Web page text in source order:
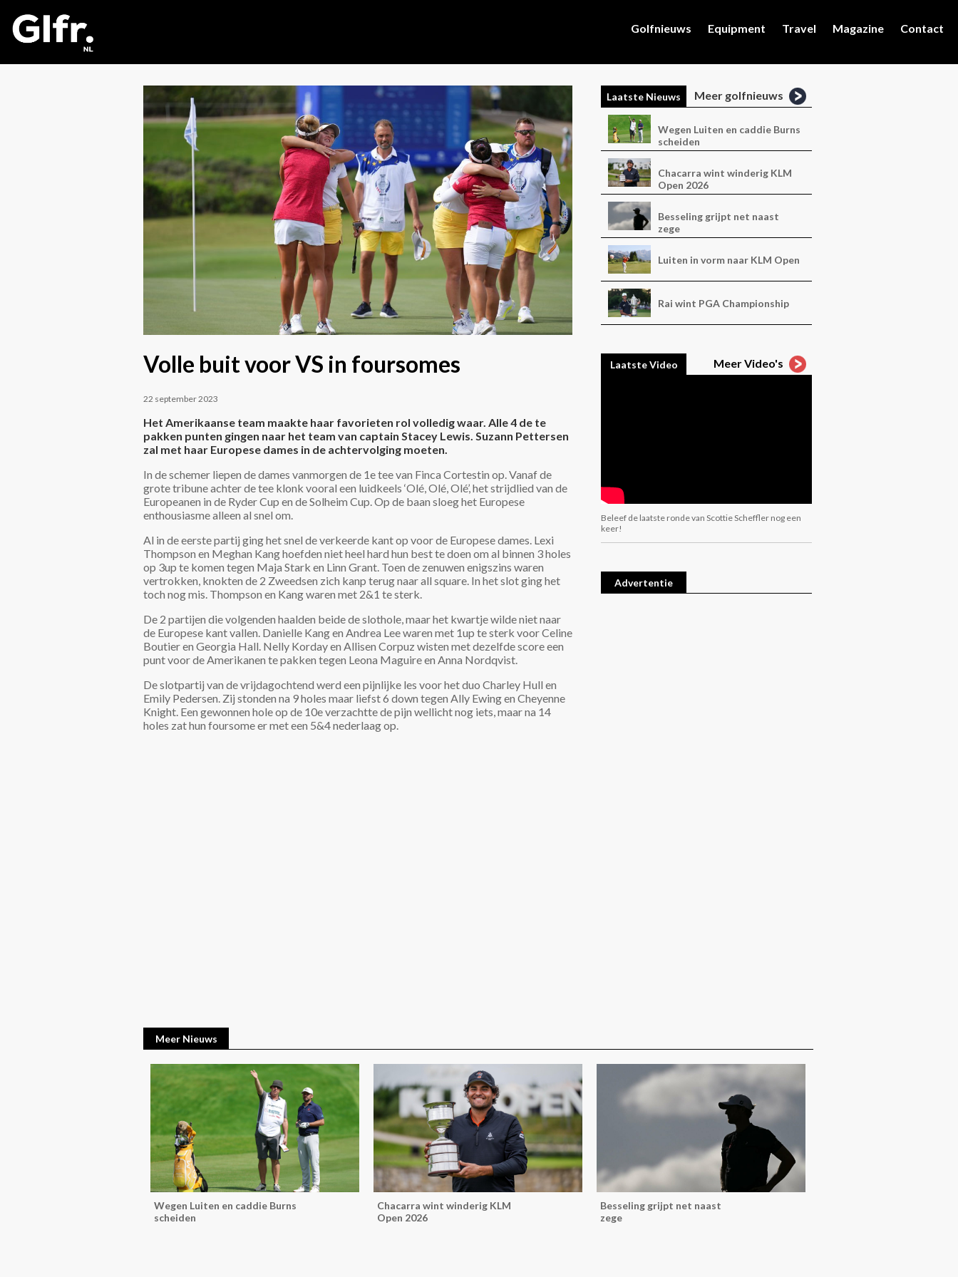
Golfnieuws Equipment Travel Magazine Contact
Volle buit voor VS in foursomes
22 september 2023
Het Amerikaanse team maakte haar favorieten rol volledig waar. Alle 4 de te
pakken punten gingen naar het team van captain Stacey Lewis. Suzann Pettersen
zal met haar Europese dames in de achtervolging moeten.
In de schemer liepen de dames vanmorgen de 1e tee van Finca Cortestin op. Vanaf de
grote tribune achter de tee klonk vooral een luidkeels ‘Olé, Olé, Olé’, het strijdlied van de
Europeanen in de Ryder Cup en de Solheim Cup. Op de baan sloeg het Europese
enthousiasme alleen al snel om.
Al in de eerste partij ging het snel de verkeerde kant op voor de Europese dames. Lexi
Thompson en Meghan Kang hoefden niet heel hard hun best te doen om al binnen 3 holes
op 3up te komen tegen Maja Stark en Linn Grant. Toen de zenuwen enigszins waren
vertrokken, knokten de 2 Zweedsen zich kanp terug naar all square. In het slot ging het
toch nog mis. Thompson en Kang waren met 2&1 te sterk.
De 2 partijen die volgenden haalden beide de slothole, maar het kwartje wilde niet naar
de Europese kant vallen. Danielle Kang en Andrea Lee waren met 1up te sterk voor Celine
Boutier en Georgia Hall. Nelly Korday en Allisen Corpuz wisten met dezelfde score een
punt voor de Amerikanen te pakken tegen Leona Maguire en Anna Nordqvist.
De slotpartij van de vrijdagochtend werd een pijnlijke les voor het duo Charley Hull en
Emily Pedersen. Zij stonden na 9 holes maar liefst 6 down tegen Ally Ewing en Cheyenne
Knight. Een gewonnen hole op de 10e verzachtte de pijn wellicht nog iets, maar na 14
holes zat hun foursome er met een 5&4 nederlaag op.
Laatste Nieuws Meer golfnieuws
Wegen Luiten en caddie Burns
scheiden
Chacarra wint winderig KLM
Open 2026
Besseling grijpt net naast
zege
Luiten in vorm naar KLM Open
Rai wint PGA Championship
Laatste Video Meer Video's
Beleef de laatste ronde van Scottie Scheffler nog een
keer!
Advertentie
Meer Nieuws
Wegen Luiten en caddie Burns
scheiden
Chacarra wint winderig KLM
Open 2026
Besseling grijpt net naast
zege